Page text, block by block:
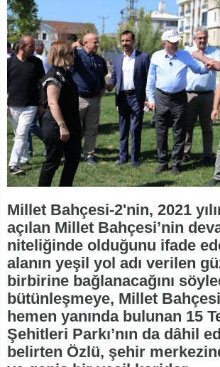
Millet Bahçesi-2'nin, 2021
açılan Millet Bahçesi’nin
niteliğinde olduğunu ifade
alanın yeşil yol adı verilen
birbirine bağlanacağını
bütünleşmeye, Millet
hemen yanında bulunan 15
Şehitleri Parkı’nın da dâhil
belirten Özlü, şehir